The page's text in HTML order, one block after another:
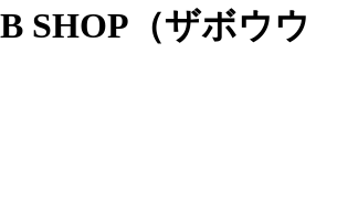
SHOP（ザボウウ